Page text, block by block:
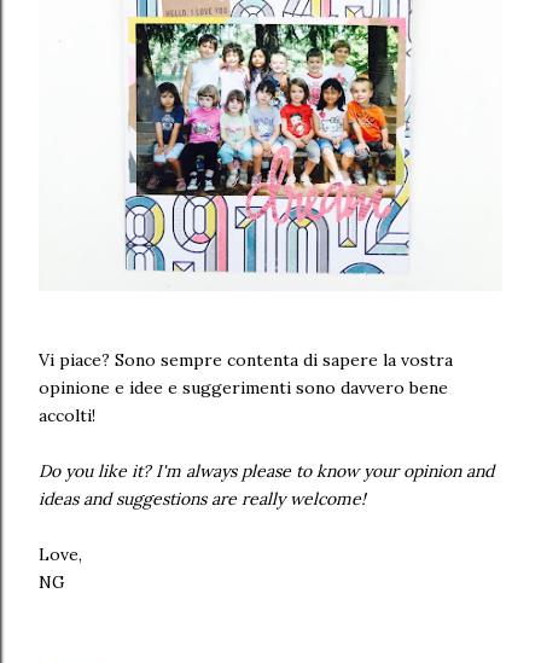
Vi piace? Sono sempre contenta di sapere la vostra
opinione e idee e suggerimenti sono davvero bene
accolti!
Do you like it? I'm always please to know your opinion and
ideas and suggestions are really welcome!
Love,
NG